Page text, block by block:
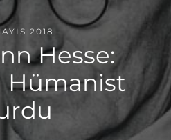
2018
Hesse:
Hümanist